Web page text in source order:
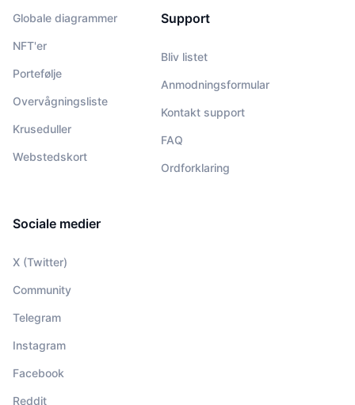
Globale diagrammer
NFT'er
Portefølje
Overvågningsliste
Kruseduller
Webstedskort
Support
Bliv listet
Anmodningsformular
Kontakt support
FAQ
Ordforklaring
Sociale medier
X (Twitter)
Community
Telegram
Instagram
Facebook
Reddit